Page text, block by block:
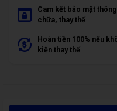
Cam kết bảo mật
chữa, thay thế
Hoàn tiền 100% nếu
kiện thay thế